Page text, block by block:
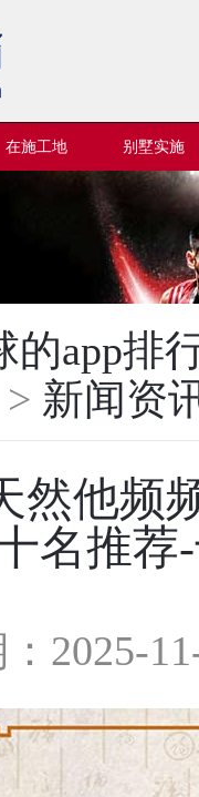
在施工地 别墅实施
的app排
> 新闻资
然他频
名推
2025-